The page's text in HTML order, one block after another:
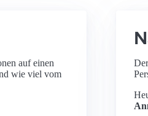
auf einen
wie viel vom